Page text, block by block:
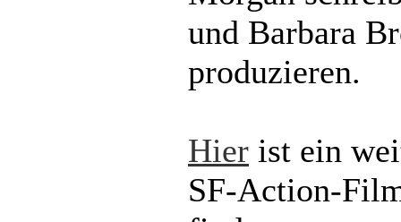
und Barbara
produzieren.
Hier ist ein
SF-Action-